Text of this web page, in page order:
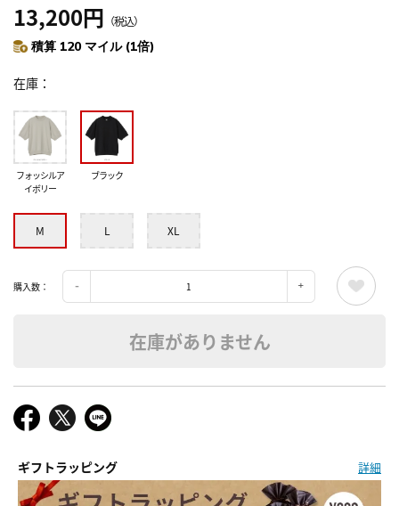
13,200円 （税込）
積算 120 マイル (1倍)
在庫
フォッシルア
イボリー
ブラック
M L XL
購入数：
在庫がありません
ギフトラッピング 詳細